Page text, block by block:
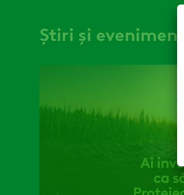
Știri și evenimente